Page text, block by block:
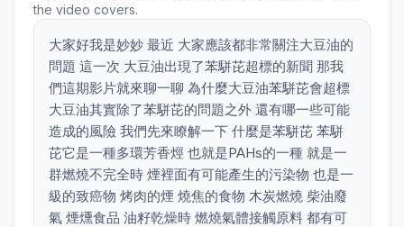
the video covers.
大家好我是妙妙 最近 大家應該都非常關注大豆油的
問題 這一次 大豆油出現了苯駢芘超標的新聞 那我
們這期影片就來聊一聊 為什麼大豆油苯駢芘會超標
大豆油其實除了苯駢芘的問題之外 還有哪一些可能
造成的風險 我們先來瞭解一下 什麼是苯駢芘 苯駢
芘它是一種多環芳香烴 也就是PAHs的一種 就是一
群燃燒不完全時 煙裡面有可能產生的污染物 也是一
級的致癌物 烤肉的煙 燒焦的食物 木炭燃燒 柴油廢
氣 煙燻食品 油籽乾燥時 燃燒氣體接觸原料 都有可